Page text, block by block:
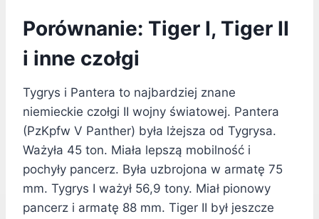
Porównanie: Tiger I, Tiger II
i inne czołgi
Tygrys i Pantera to najbardziej znane
niemieckie czołgi II wojny światowej. Pantera
(PzKpfw V Panther) była lżejsza od Tygrysa.
Ważyła 45 ton. Miała lepszą mobilność i
pochyły pancerz. Była uzbrojona w armatę 75
mm. Tygrys I ważył 56,9 tony. Miał pionowy
pancerz i armatę 88 mm. Tiger II był jeszcze